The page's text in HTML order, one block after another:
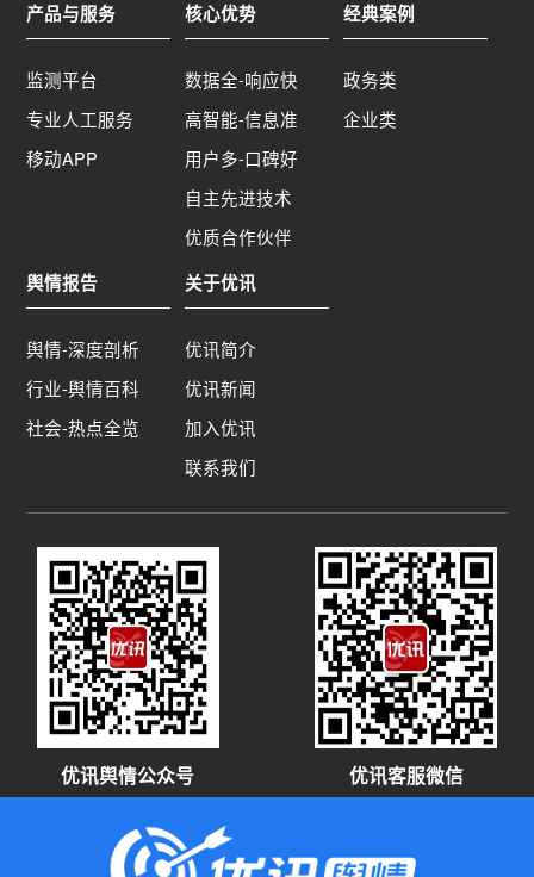
产品与服务
监测平台
专业人工服务
移动APP
核心优势
数据全-响应快
高智能-信息准
用户多-口碑好
自主先进技术
优质合作伙伴
经典案例
政务类
企业类
舆情报告
舆情-深度剖析
行业-舆情百科
社会-热点全览
关于优讯
优讯简介
优讯新闻
加入优讯
联系我们
优讯舆情公众号 优讯客服微信